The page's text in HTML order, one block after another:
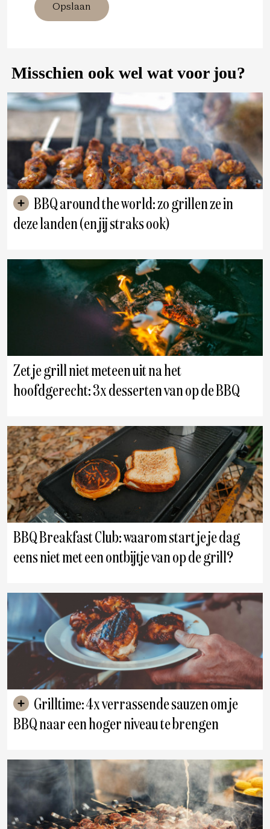
Opslaan
Misschien ook wel wat voor jou?
deze landen (en jij straks ook)
Zet je grill niet meteen uit na het
hoofdgerecht: 3x desserten van op de BBQ
BBQ Breakfast Club: waarom start je je dag
eens niet met een ontbijtje van op de grill?
BBQ naar een hoger niveau te brengen